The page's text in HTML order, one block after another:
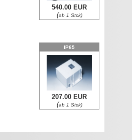
540.00 EUR
(ab 1 Stck)
IP65
207.00 EUR
(ab 1 Stck)